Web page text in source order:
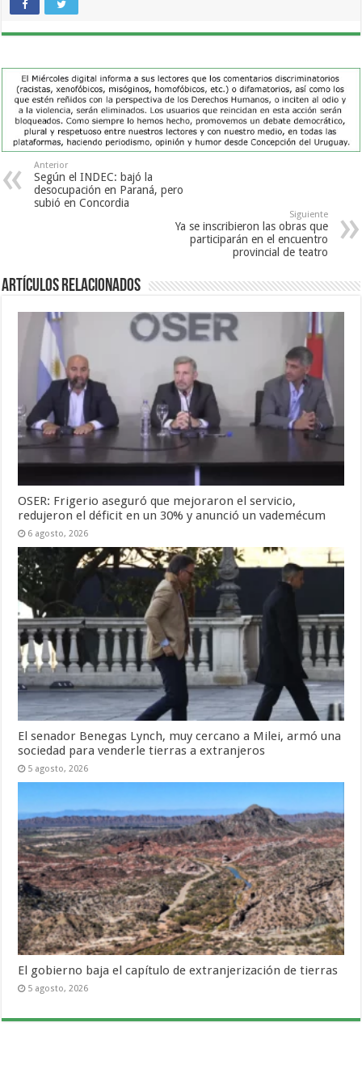
Anterior
Según el INDEC: bajó la
desocupación en Paraná, pero
subió en Concordia
Siguiente
Ya se inscribieron las obras que
participarán en el encuentro
provincial de teatro
Artículos Relacionados
OSER: Frigerio aseguró que mejoraron el servicio,
redujeron el déficit en un 30% y anunció un vademécum
6 agosto, 2026
El senador Benegas Lynch, muy cercano a Milei, armó una
sociedad para venderle tierras a extranjeros
5 agosto, 2026
El gobierno baja el capítulo de extranjerización de tierras
5 agosto, 2026